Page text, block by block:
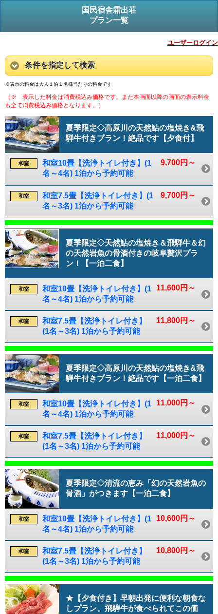
国民宿舎霜出荘
プラン一覧
ユーザーログイン
条件を指定して検索
※表示の料金は大人１泊１名様当たりの料金です
（※ 表示した料金は消費税込み価格です。また本画面以降の画面の表示料金
も全て消費税込み価格となります。）
夏季限定◇高原川の天然鮎の塩焼き&飛
騨牛付きプラン！絶品です【夕食付】
9,700円～
和室
和室10畳【洗浄トイレ付き】(1
名～4名) 1泊から予約可能
9,700円～
和室
和室7.5畳【洗浄トイレ付き】(1
名～3名) 1泊から予約可能
夏季限定◇天然鮎の塩焼き＆飛騨牛＆幻
の天然岩魚の骨酒付きの岐阜贅沢プラ
ン！【一泊二食】
11,600円～
和室
和室10畳【洗浄トイレ付き】(1
名～4名) 1泊から予約可能
11,800円～
和室
和室7.5畳【洗浄トイレ付き】
(1名～3名) 1泊から予約可能
夏季限定◇高原川の天然鮎の塩焼き&飛
騨牛付きプラン！絶品です【一泊二食】
11,000円～
和室
和室10畳【洗浄トイレ付き】(1
名～4名) 1泊から予約可能
11,000円～
和室
和室7.5畳【洗浄トイレ付き】
(1名～3名) 1泊から予約可能
夏季限定◇清流の恵み「幻の天然岩魚の
骨酒」がつきます【一泊二食】
10,600円～
和室
和室10畳【洗浄トイレ付き】(1
名～4名) 1泊から予約可能
10,800円～
和室
和室7.5畳【洗浄トイレ付き】
(1名～3名) 1泊から予約可能
★【夕食付き】早朝出発に便利な朝食な
しプラン。飛騨牛が食べられてこの価